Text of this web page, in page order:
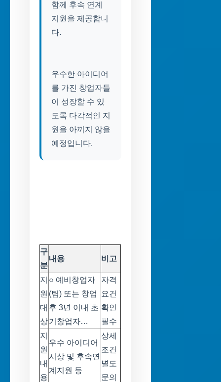
함께 후속 연계
지원을 제공합니
다.
우수한 아이디어
를 가진 창업자들
이 성장할 수 있
도록 다각적인 지
원을 아끼지 않을
구
분
내용 비고
지
원
대
상
○ 예비창업자
(팀) 또는 창업
후 3년 이내 초
기창업자…
자격
요건
확인
필수
지
원
내
용
우수 아이디어
시상 및 후속연
계지원 등
상세
조건
별도
문의